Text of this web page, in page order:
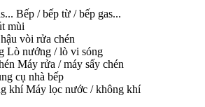
Bếp / bếp từ / bếp gas...
mùi
vòi rửa chén
Lò nướng / lò vi sóng
Máy rửa / máy sấy chén
cụ nhà bếp
Máy lọc nước / không khí